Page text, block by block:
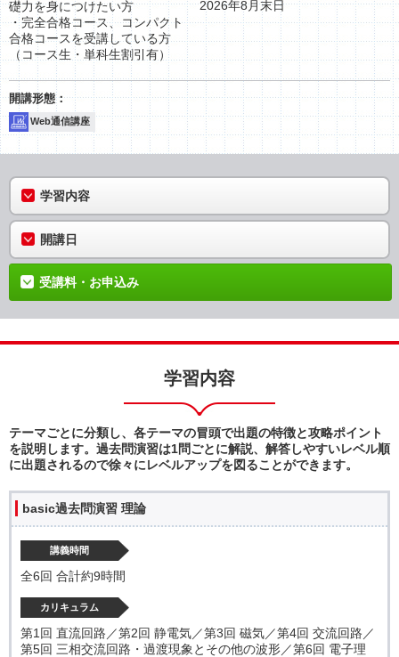
礎力を身につけたい方
・完全合格コース、コンパクト
合格コースを受講している方
（コース生・単科生割引有）
2026年8月末日
Web通信講座
学習内容
開講日
受講料・お申込み
学習内容
テーマごとに分類し、各テーマの冒頭で出題の特徴と攻略ポイント
を説明します。過去問演習は1問ごとに解説、解答しやすいレベル順
に出題されるので徐々にレベルアップを図ることができます。
basic過去問演習 理論
講義時間
全6回 合計約9時間
カリキュラム
第1回 直流回路／第2回 静電気／第3回 磁気／第4回 交流回路／
第5回 三相交流回路・過渡現象とその他の波形／第6回 電子理